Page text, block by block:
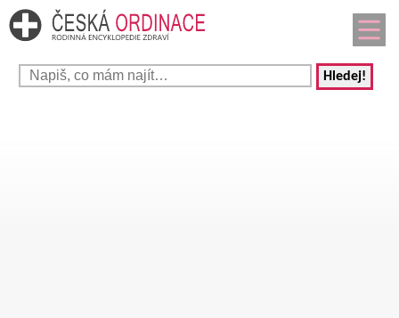
Hledej!